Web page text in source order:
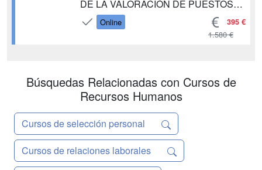
DE LA VALORACIÓN DE PUESTOS
DE TRABAJO (VPT) UNIDAD
DIDÁCTICA 2. AGENTES QUE
DIDÁCTICA 4. SISTEMAS DE VPT
UNIDAD DIDÁCTICA 5. OTROS DE
Online 395 €
1.580 €
Búsquedas Relacionadas con Cursos de
Recursos Humanos
Cursos de selección personal
Cursos de relaciones laborales